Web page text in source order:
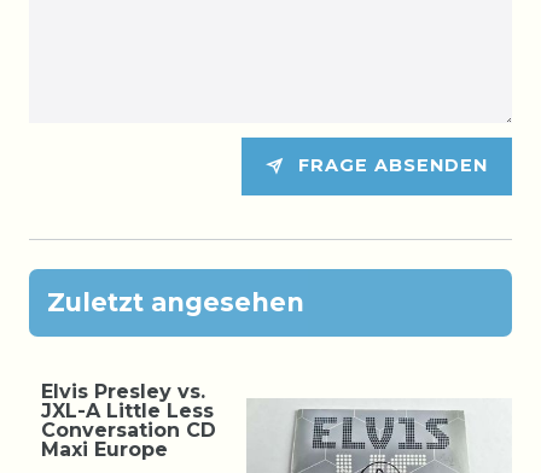
FRAGE ABSENDEN
Zuletzt angesehen
Elvis Presley vs.
JXL-A Little Less
Conversation CD
Maxi Europe